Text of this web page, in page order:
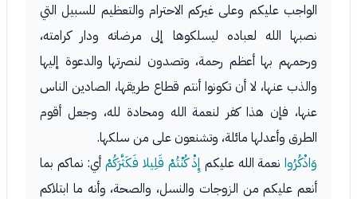
الواجب عليكم وعلى غيركم الاحترام والتعظيم للسبيل التي
نصبها الله لعباده ليسلكوها إلى مرضاته ودار كرامته،
ورحمهم بها أعظم رحمة، وتصدون لنصرتها والدعوة إليها
والذب عنها، لا أن تكونوا أنتم قطاع طريقها، الصادين الناس
عنها، فإن هذا كفر لنعمة الله ومحادة لله، وجعل أقوم
الطرق وأعدلها مائلة، وتشنعون على من سلكها.
وَاذْكُرُوانعمة الله عليكم إِذْ كُنْتُمْ قَلِيلا فَكَثَّرَكُمْأي: نماكم بما
أنعم عليكم من الزوجات والنسل، والصحة، وأنه ما ابتلاكم